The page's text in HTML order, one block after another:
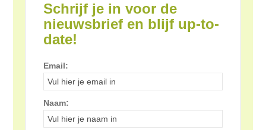
Schrijf je in voor de
nieuwsbrief en blijf up-to-
date!
Email:
Naam: